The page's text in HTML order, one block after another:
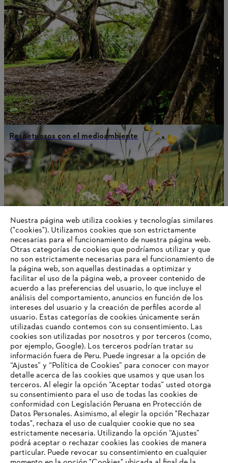
Respetuosos con el medioambiente
Informe de sostenibilidad STIHL 2021
Información para proveedores
Productos
Contacto
Carrera profesional
Sistema de denuncia de irregularidades
Nuestra página web utiliza cookies y tecnologías similares
("cookies"). Utilizamos cookies que son estrictamente
necesarias para el funcionamiento de nuestra página web.
Otras categorías de cookies que podríamos utilizar y que
no son estrictamente necesarias para el funcionamiento de
la página web, son aquellas destinadas a optimizar y
facilitar el uso de la página web, a proveer contenido de
acuerdo a las preferencias del usuario, lo que incluye el
análisis del comportamiento, anuncios en función de los
intereses del usuario y la creación de perfiles acorde al
usuario. Estas categorías de cookies únicamente serán
utilizadas cuando contemos con su consentimiento. Las
cookies son utilizadas por nosotros y por terceros (como,
por ejemplo, Google). Los terceros podrían tratar su
información fuera de Peru. Puede ingresar a la opción de
“Ajustes” y “Política de Cookies” para conocer con mayor
detalle acerca de las cookies que usamos y que usan los
terceros. Al elegir la opción “Aceptar todas” usted otorga
su consentimiento para el uso de todas las cookies de
conformidad con Legislación Peruana en Protección de
Datos Personales. Asimismo, al elegir la opción "Rechazar
todas", rechaza el uso de cualquier cookie que no sea
estrictamente necesaria. Utilizando la opción “Ajustes”
podrá aceptar o rechazar cookies las cookies de manera
particular. Puede revocar su consentimiento en cualquier